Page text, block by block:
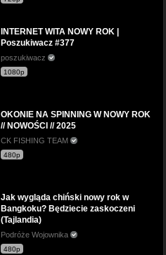
INTERNET WITA NOWY ROK |
Poszukiwacz #377
poszukiwacz
1080p
OKONIE NA SPINNING W NOWY ROK
// NOWOŚCI // 2025
CK FISHING TEAM
480p
Jak wygląda chiński nowy rok w
Bangkoku? Będziecie zaskoczeni
(Tajlandia)
Podróże Wojownika
480p